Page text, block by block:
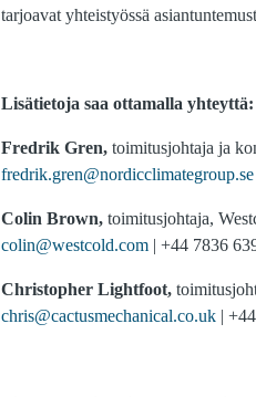
tarjoavat yhteistyössä
Lisätietoja saa ottamalla yhteyttä:
Fredrik Gren, toimitusjohtaja ja
fredrik.gren@nordicclimategroup.se
Colin Brown, toimitusjohtaja,
colin@westcold.com | +44 7836
Christopher Lightfoot,
chris@cactusmechanical.co.uk |